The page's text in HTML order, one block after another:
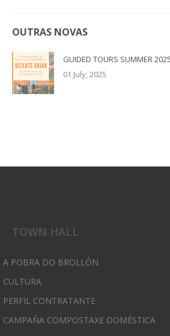
OUTRAS NOVAS
GUIDED TOURS SUMMER 2025
01 July, 2025
TOWN HALL
A POBRA DO BROLLÓN
CULTURA
PERFIL CONTRATANTE
CAMPAÑA COMPOSTAXE DOMÉSTICA